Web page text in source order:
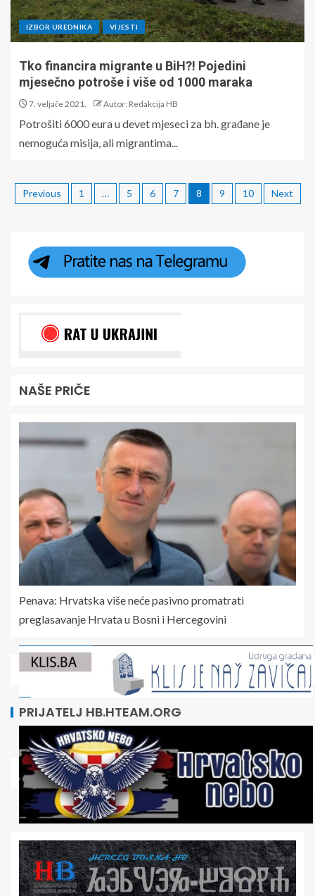
IZBOR UREDNIKA VIJESTI
Tko financira migrante u BiH?! Pojedini
mjesečno potroše i više od 1000 maraka
7. veljače 2021. Autor: Redakcija HB
Potrošiti 6000 eura u devet mjeseci za bh. građane je
nemoguća misija, ali migrantima...
Previous 1 … 5 6 7 8 9 10 Next
NAŠE PRIČE
Penava: Hrvatska više neće pasivno promatrati
preglasavanje Hrvata u Bosni i Hercegovini
PRIJATELJ HB.HTEAM.ORG